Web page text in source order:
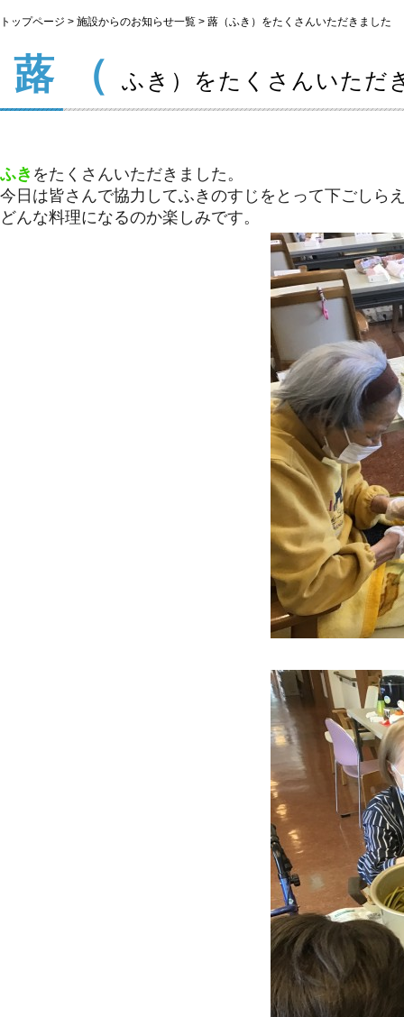
トップページ > 施設からのお知らせ一覧 > 蕗（ふき）をたくさんいただきました
蕗（ ふき）をたくさんいただ
ふき をたくさんいただきました。
今日は皆さんで協力してふきのすじをとって下ごしら
どんな料理になるのか楽しみです。